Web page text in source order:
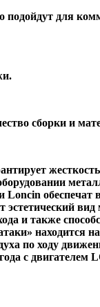
подойдут для
сборки и
эстетический
и также
находится
по ходу
с